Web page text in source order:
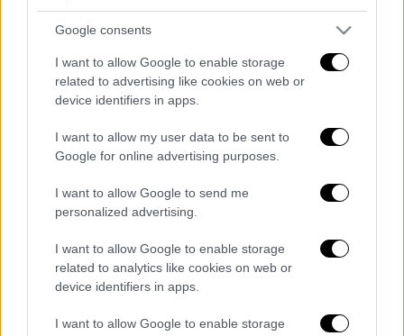
Google consents
I want to allow Google to enable storage
related to advertising like cookies on web or
device identifiers in apps.
I want to allow my user data to be sent to
Google for online advertising purposes.
I want to allow Google to send me
personalized advertising.
I want to allow Google to enable storage
related to analytics like cookies on web or
device identifiers in apps.
I want to allow Google to enable storage
ΔΙΑΒΑΣΤΕ ΕΠΙΣΗΣ
«Ξεκινάμε αμέσως διαπραγματεύσεις
για κατάπαυση πυρός και τέλος στον
πόλεμο»: Το πρώτο σχόλιο Τραμπ
μετά τη συζήτηση με τον Πούτιν
Η σύνοδος θα μπορούσε να φιλοξενηθεί από
Τουρκία, τοΒατικανόή τηνΕλβετία,
πρόσθεσε.
Διαβάστε ακόμη